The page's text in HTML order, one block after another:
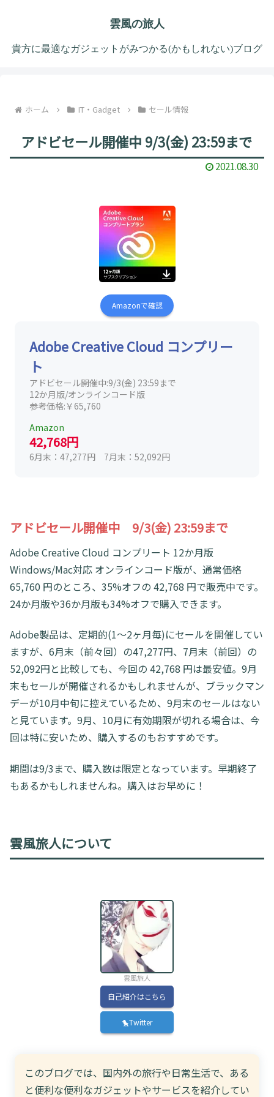
雲風の旅人
貴方に最適なガジェットがみつかる(かもしれない)ブログ
ホーム IT・Gadget セール情報
アドビセール開催中 9/3(金) 23:59まで
2021.08.30
Amazonで確認
Adobe Creative Cloud コンプリー
ト
アドビセール開催中:9/3(金) 23:59まで
12か月版/オンラインコード版
参考価格:￥65,760
Amazon
42,768円
6月末：47,277円 7月末：52,092円
アドビセール開催中 9/3(金) 23:59まで
Adobe Creative Cloud コンプリート 12か月版
Windows/Mac対応 オンラインコード版が、通常価格
65,760 円のところ、35%オフの 42,768 円で販売中です。
24か月版や36か月版も34%オフで購入できます。
Adobe製品は、定期的(1～2ヶ月毎)にセールを開催してい
ますが、6月末（前々回）の47,277円、7月末（前回）の
52,092円と比較しても、今回の 42,768 円は最安値。9月
末もセールが開催されるかもしれませんが、ブラックマン
デーが10月中旬に控えているため、9月末のセールはない
と見ています。9月、10月に有効期限が切れる場合は、今
回は特に安いため、購入するのもおすすめです。
期間は9/3まで、購入数は限定となっています。早期終了
もあるかもしれませんね。購入はお早めに！
雲風旅人について
雲風旅人
自己紹介はこちら
🐤Twitter
このブログでは、国内外の旅行や日常生活で、ある
と便利な便利なガジェットやサービスを紹介してい